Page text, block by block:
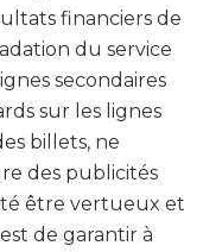
financiers de
du service
secondaires
sur les lignes
billets, ne
des publicités
être vertueux et
de garantir à